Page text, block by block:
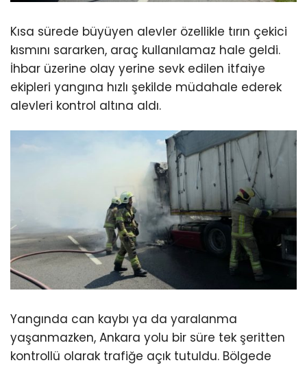
Kısa sürede büyüyen alevler özellikle tırın çekici
kısmını sararken, araç kullanılamaz hale geldi.
İhbar üzerine olay yerine sevk edilen itfaiye
ekipleri yangına hızlı şekilde müdahale ederek
alevleri kontrol altına aldı.
Yangında can kaybı ya da yaralanma
yaşanmazken, Ankara yolu bir süre tek şeritten
kontrollü olarak trafiğe açık tutuldu. Bölgede